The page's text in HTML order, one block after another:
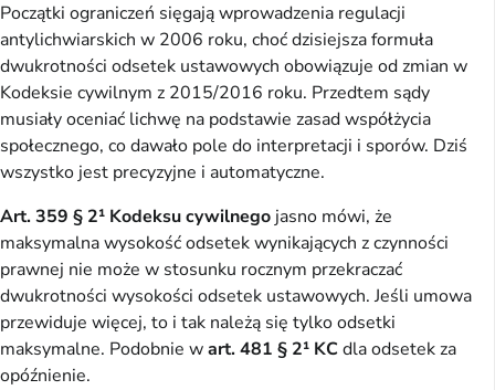
Początki ograniczeń sięgają wprowadzenia regulacji
antylichwiarskich w 2006 roku, choć dzisiejsza formuła
dwukrotności odsetek ustawowych obowiązuje od zmian w
Kodeksie cywilnym z 2015/2016 roku. Przedtem sądy
musiały oceniać lichwę na podstawie zasad współżycia
społecznego, co dawało pole do interpretacji i sporów. Dziś
wszystko jest precyzyjne i automatyczne.
Art. 359 § 2¹ Kodeksu cywilnego jasno mówi, że
maksymalna wysokość odsetek wynikających z czynności
prawnej nie może w stosunku rocznym przekraczać
dwukrotności wysokości odsetek ustawowych. Jeśli umowa
przewiduje więcej, to i tak należą się tylko odsetki
maksymalne. Podobnie wart. 481 § 2¹ KCdla odsetek za
opóźnienie.